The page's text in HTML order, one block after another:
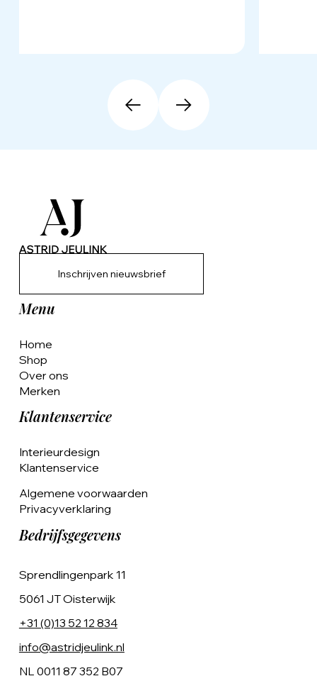
Inschrijven nieuwsbrief
Menu
Home
Shop
Over ons
Merken
Klantenservice
Interieurdesign
Klantenservice
Algemene voorwaarden
Privacyverklaring
Bedrijfsgegevens
Sprendlingenpark 11
5061 JT Oisterwijk
+31 (0)13 52 12 834
info@astridjeulink.nl
NL 0011 87 352 B07